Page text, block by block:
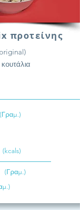
προτείνης
(Γραμ.)
(kcals)
(Γραμ.)